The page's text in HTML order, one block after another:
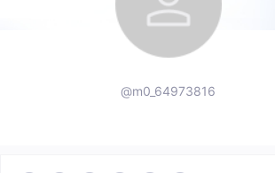
@m0_64973816